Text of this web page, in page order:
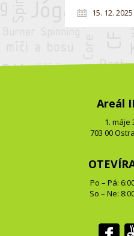
15. 12. 2025
Areál
1. máje
703 00
Po – Pá:
So – Ne: